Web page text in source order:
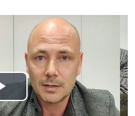
Odtwórz